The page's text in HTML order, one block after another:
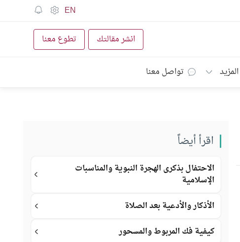
EN
انشر مقالتك تطوع معنا
المزيد تواصل معنا
اقرأ أيضاً
الاحتفال بذكرى الهجرة النبوية والمناسبات
الإسلامية
الأذكار والأدعية بعد الصلاة
كيفية فك المربوط والمسحور